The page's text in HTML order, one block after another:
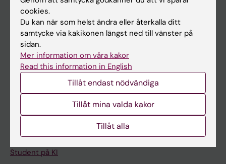
Nyheter
Kalender
Student
Ladok
Studentmejlen
Kurs- och programwebbar
Student på KI
cookies.
Du kan när som helst ändra eller återkalla ditt
samtycke via kakikonen längst ned till vänster på
sidan.
Mer information om våra kakor
Read this information in English
Tillåt endast nödvändiga
Tillåt mina valda kakor
Tillåt alla